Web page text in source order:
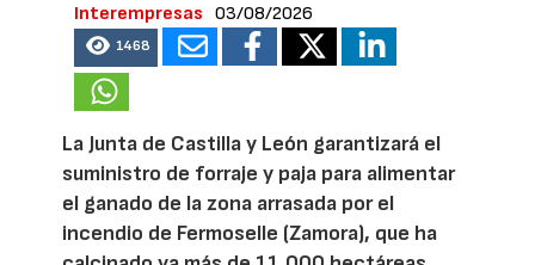
Interempresas
03/08/2026
1468
La Junta de Castilla y León garantizará el
suministro de forraje y paja para alimentar
el ganado de la zona arrasada por el
incendio de Fermoselle (Zamora), que ha